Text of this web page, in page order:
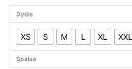
Dydis
XS S M L XL XXL
Spalva